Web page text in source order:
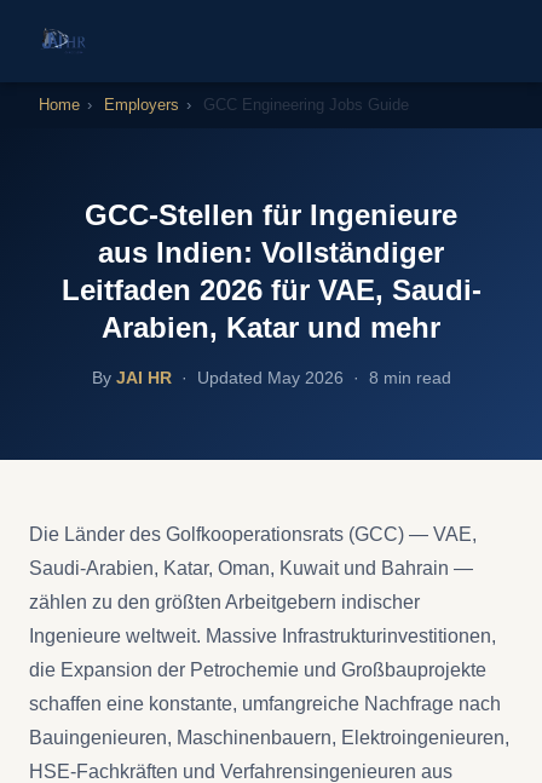
Home › Employers › GCC Engineering Jobs Guide
GCC-Stellen für Ingenieure
aus Indien: Vollständiger
Leitfaden 2026 für VAE, Saudi-
Arabien, Katar und mehr
By JAI HR· Updated May 2026 · 8 min read
Die Länder des Golfkooperationsrats (GCC) — VAE,
Saudi-Arabien, Katar, Oman, Kuwait und Bahrain —
zählen zu den größten Arbeitgebern indischer
Ingenieure weltweit. Massive Infrastrukturinvestitionen,
die Expansion der Petrochemie und Großbauprojekte
schaffen eine konstante, umfangreiche Nachfrage nach
Bauingenieuren, Maschinenbauern, Elektroingenieuren,
HSE-Fachkräften und Verfahrensingenieuren aus